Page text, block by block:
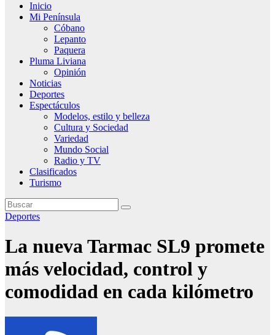
Inicio
Mi Península
Cóbano
Lepanto
Paquera
Pluma Liviana
Opinión
Noticias
Deportes
Espectáculos
Modelos, estilo y belleza
Cultura y Sociedad
Variedad
Mundo Social
Radio y TV
Clasificados
Turismo
Deportes
La nueva Tarmac SL9 promete
más velocidad, control y
comodidad en cada kilómetro